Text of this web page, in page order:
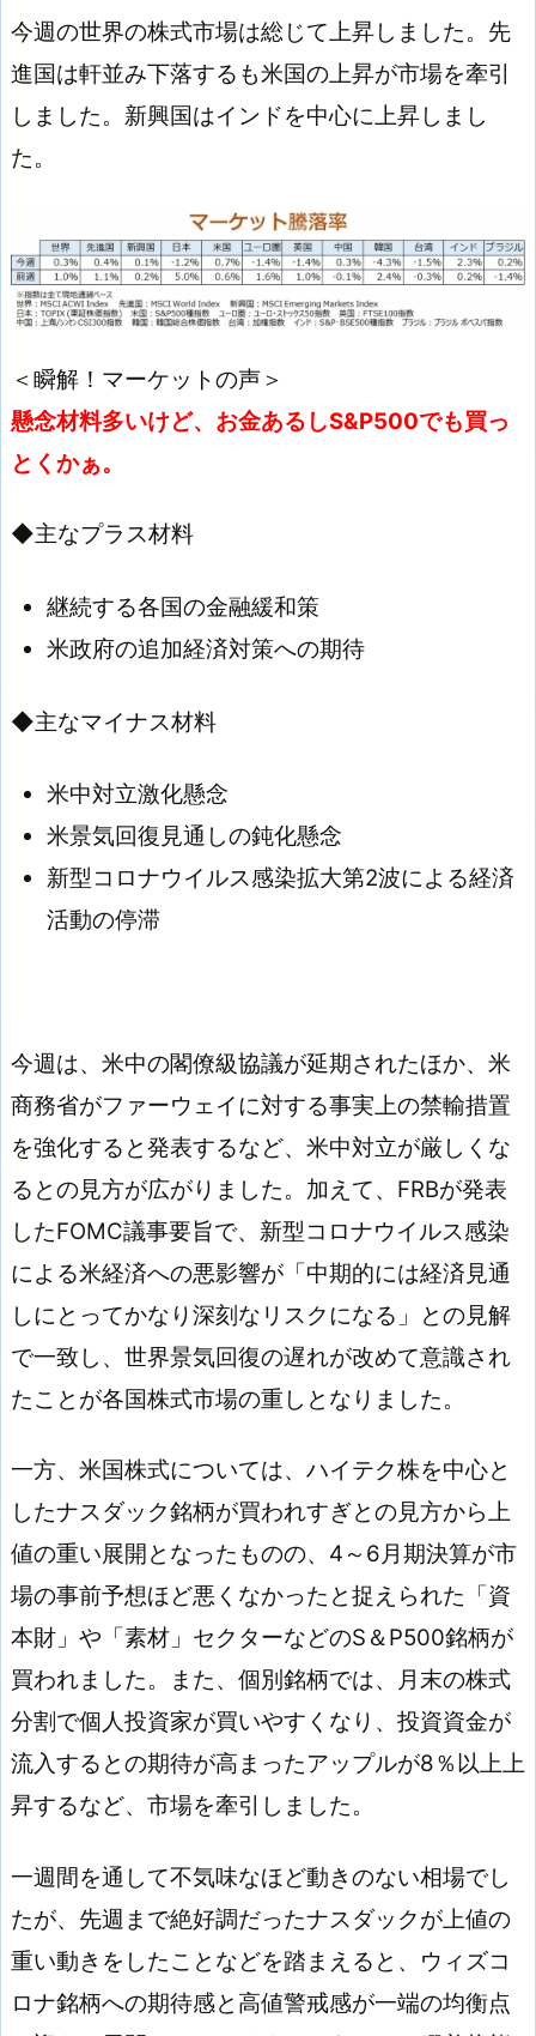
今週の世界の株式市場は総じて上昇しました。先
進国は軒並み下落するも米国の上昇が市場を牽引
しました。新興国はインドを中心に上昇しまし
た。
＜瞬解！マーケットの声＞
懸念材料多いけど、お金あるしS&P500でも買っ
とくかぁ。
◆主なプラス材料
継続する各国の金融緩和策
米政府の追加経済対策への期待
◆主なマイナス材料
米中対立激化懸念
米景気回復見通しの鈍化懸念
新型コロナウイルス感染拡大第2波による経済
活動の停滞
今週は、米中の閣僚級協議が延期されたほか、米
商務省がファーウェイに対する事実上の禁輸措置
を強化すると発表するなど、米中対立が厳しくな
るとの見方が広がりました。加えて、FRBが発表
したFOMC議事要旨で、新型コロナウイルス感染
による米経済への悪影響が「中期的には経済見通
しにとってかなり深刻なリスクになる」との見解
で一致し、世界景気回復の遅れが改めて意識され
たことが各国株式市場の重しとなりました。
一方、米国株式については、ハイテク株を中心と
したナスダック銘柄が買われすぎとの見方から上
値の重い展開となったものの、4～6月期決算が市
場の事前予想ほど悪くなかったと捉えられた「資
本財」や「素材」セクターなどのS＆P500銘柄が
買われました。また、個別銘柄では、月末の株式
分割で個人投資家が買いやすくなり、投資資金が
流入するとの期待が高まったアップルが8％以上上
昇するなど、市場を牽引しました。
一週間を通して不気味なほど動きのない相場でし
たが、先週まで絶好調だったナスダックが上値の
重い動きをしたことなどを踏まえると、ウィズコ
ロナ銘柄への期待感と高値警戒感が一端の均衡点